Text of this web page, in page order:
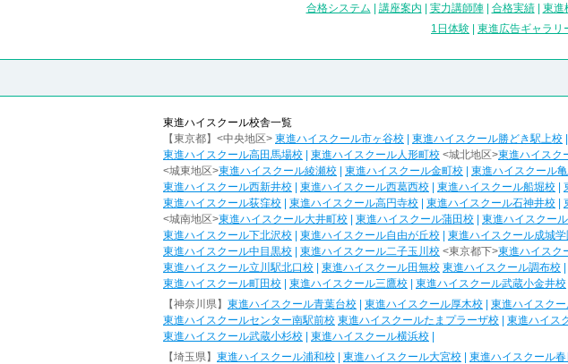
合格システム | 講座案内 | 実力講師陣| 合格実績| 東進
1日体験 | 東進広告ギャラリ
東進ハイスクール校舎一覧
【東京都】<中央地区> 東進ハイスクール市ヶ谷校 | 東進ハイスクール勝どき駅上校 |
東進ハイスクール高田馬場校 | 東進ハイスクール人形町校 <城北地区>東進ハイスク
<城東地区>東進ハイスクール綾瀬校 | 東進ハイスクール金町校 | 東進ハイスクール
東進ハイスクール西新井校 | 東進ハイスクール西葛西校 | 東進ハイスクール船堀校 |
東進ハイスクール荻窪校 | 東進ハイスクール高円寺校 | 東進ハイスクール石神井校 |
<城南地区>東進ハイスクール大井町校 | 東進ハイスクール蒲田校 | 東進ハイスクー
東進ハイスクール下北沢校 | 東進ハイスクール自由が丘校 | 東進ハイスクール成城
東進ハイスクール中目黒校 | 東進ハイスクール二子玉川校 <東京都下>東進ハイスク
東進ハイスクール立川駅北口校 | 東進ハイスクール田無校 東進ハイスクール調布校 |
東進ハイスクール町田校 | 東進ハイスクール三鷹校 | 東進ハイスクール武蔵小金井校
【神奈川県】 東進ハイスクール青葉台校 | 東進ハイスクール厚木校 | 東進ハイスク
東進ハイスクールセンター南駅前校 東進ハイスクールたまプラーザ校 | 東進ハイス
東進ハイスクール武蔵小杉校 | 東進ハイスクール横浜校 |
【埼玉県】 東進ハイスクール浦和校 | 東進ハイスクール大宮校 | 東進ハイスクール